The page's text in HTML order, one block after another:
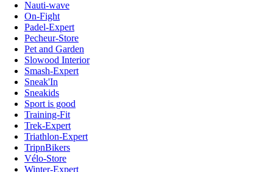
Nauti-wave
On-Fight
Padel-Expert
Pecheur-Store
Pet and Garden
Slowood Interior
Smash-Expert
Sneak'In
Sneakids
Sport is good
Training-Fit
Trek-Expert
Triathlon-Expert
TripnBikers
Vélo-Store
Winter-Expert